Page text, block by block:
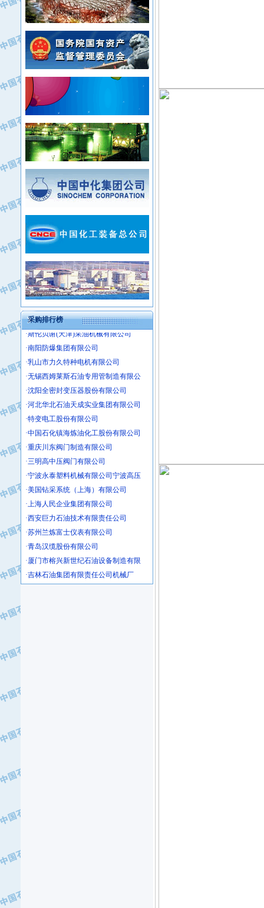
·华北油田科达开发有限公司
·上海高桥电缆（集团）有限公司
·中石化西南石油局井下工程处
·大庆油田石油专用设备有限公司
·江苏丹化集团有限责任公司
·中核苏阀科技实业股份有限公司
·山特电子（深圳）有限公司
·常州市中兴石油化工助剂有限公司
·姜堰市三联助剂有限公司
·四川中光高技术研究所有限责任公司
·江苏天安防雷工程有限责任公司
·山东东营胜利工业园区
·自贡五洲防腐安装有限公司
采购排行榜
·中国石化茂名石化分公司
·中国石油大港油田分公司
·靖江市天和泵业有限公司
·中油油气勘探软件国家工程研究中心
·西安长庆钻宇集团咸阳石化有限公司
·新疆新冠控制系统工程有限公司
·新疆安维消防设施器材有限公司
·华北石油津工机械制造有限公司
·中国石化茂名石化分公司
·上海赛科石油化工有限责任公司
·河北卓唯钢管制造有限公司
·中国石化扬子石油化工股份有限公司
·中国石化上海石油化工股份有限公司
·中国石油长庆油田分公司
·中国石油宁夏石化分公司
·山东墨龙石油机械股份有限公司
·大庆油田物资集团
·斯伦贝谢(天津)采油机械有限公司
·南阳防爆集团有限公司
·乳山市力久特种电机有限公司
·无锡西姆莱斯石油专用管制造有限公
·沈阳全密封变压器股份有限公司
·河北华北石油天成实业集团有限公司
·特变电工股份有限公司
·中国石化镇海炼油化工股份有限公司
·重庆川东阀门制造有限公司
·三明高中压阀门有限公司
·宁波永泰塑料机械有限公司宁波高压
·美国钻采系统（上海）有限公司
·上海人民企业集团有限公司
·西安巨力石油技术有限责任公司
·苏州兰炼富士仪表有限公司
·青岛汉缆股份有限公司
·厦门市榕兴新世纪石油设备制造有限
·吉林石油集团有限责任公司机械厂
·大港油田集团中成机械制造有限公司